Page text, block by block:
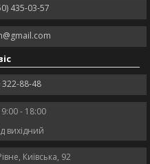
435-03-57
322-88-48
- 18:00
вихідний
Київська, 92